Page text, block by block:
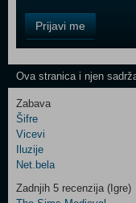
Field
One
Control
Two
Newsletter
Prijavi me
Ova stranica i njen
Zabava
Šifre
Vicevi
Iluzije
Net.bela
Zadnjih 5 recenzija (Igre)